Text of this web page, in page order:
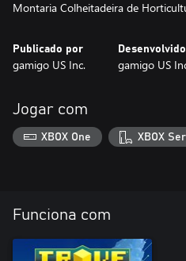
Montaria Colheitadeira de
Publicado por
gamigo US Inc. gamigo US
Jogar com
XBOX One XBOX
Funciona com